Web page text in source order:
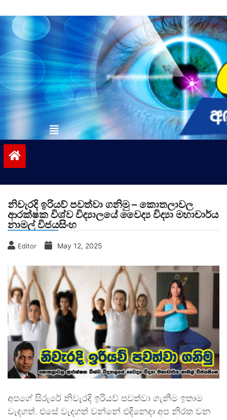
to
contentvinivida.lk
නිවැරදි ඉරියව් පවත්වා ගනිමු – කොතලාවල
ආරක්ෂක විශ්ව විද්‍යාලයේ වෛද්‍ය විද්‍යා මහාචාර්ය
නාමල් විජයසිංහ
Editor May 12, 2025
අපගේ සිරුරේ නිවැරදි ඉරියව් පවත්වා ගැනීම ඉතාම
වැදගත්. එසේ වැදගත් වන්නේ එදිනෙදා අප නිරත වන